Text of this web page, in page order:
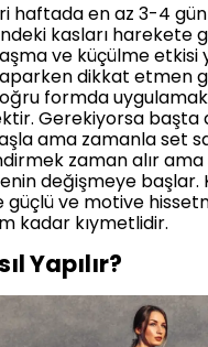
haftada en az 3-4
kasları harekete
ve küçülme etkisi
dikkat etmen
formda
Gerekiyorsa başta
ama zamanla set
zaman alır
değişmeye başlar.
güçlü ve motive
kadar kıymetlidir.
Yapılır?